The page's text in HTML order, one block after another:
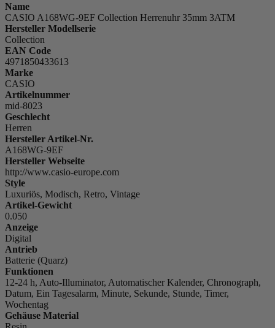
Name
CASIO A168WG-9EF Collection Herrenuhr 35mm 3ATM
Hersteller Modellserie
Collection
EAN Code
4971850433613
Marke
CASIO
Artikelnummer
mid-8023
Geschlecht
Herren
Hersteller Artikel-Nr.
A168WG-9EF
Hersteller Webseite
http://www.casio-europe.com
Style
Luxuriös, Modisch, Retro, Vintage
Artikel-Gewicht
0.050
Anzeige
Digital
Antrieb
Batterie (Quarz)
Funktionen
12-24 h, Auto-Illuminator, Automatischer Kalender, Chronograph,
Datum, Ein Tagesalarm, Minute, Sekunde, Stunde, Timer,
Wochentag
Gehäuse Material